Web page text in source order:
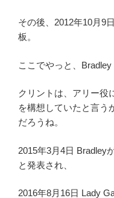
その後、2012年10月9
板。
ここでやっと、Bradley
クリントは、アリー役
を構想していたと言う
だろうね。
2015年3月4日 Bradley
と発表され、
2016年8月16日 Lady